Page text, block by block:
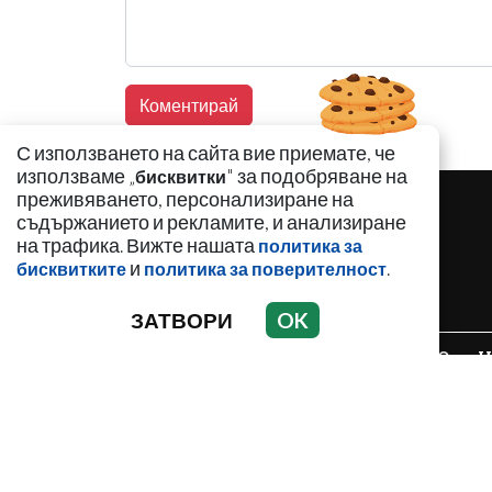
С използването на сайта вие приемате, че
използваме „бисквитки" за подобряване на
преживяването, персонализиране на
съдържанието и рекламите, и анализиране
на трафика. Вижте нашата политика за
бисквитките и политика за поверителност.
ЗАТВОРИ OK
ЗАБАВНО